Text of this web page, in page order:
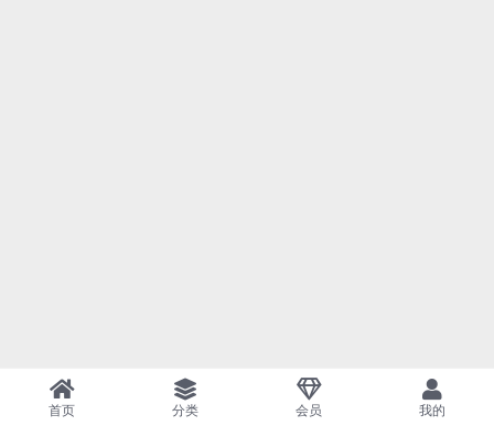
首页 分类 会员 我的